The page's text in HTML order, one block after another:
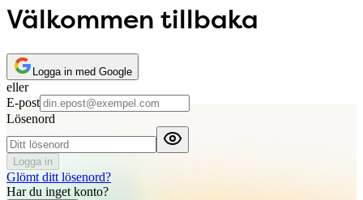
Välkommen tillbaka
Logga in med Google
eller
E-post
Lösenord
Logga in
Glömt ditt lösenord?
Har du inget konto?